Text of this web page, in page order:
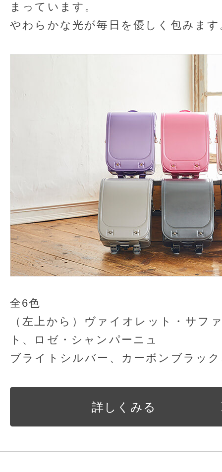
まっています。
やわらかな光が毎日を優しく包みます
全6色
（左上から）ヴァイオレット・サフ
ト、ロゼ・シャンパーニュ
ブライトシルバー、カーボンブラッ
詳しくみる